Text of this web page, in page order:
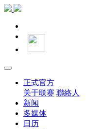
正式官方
关于联赛 聯絡人
新闻
多媒体
日历